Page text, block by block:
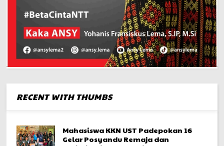
RECENT WITH THUMBS
Mahasiswa KKN UST Padepokan 16
Gelar Posyandu Remaja dan